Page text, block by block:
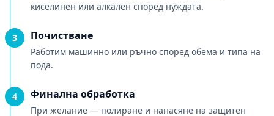
киселинен или алкален според нуждата.
3 Почистване
Работим машинно или ръчно според обема и типа на
пода.
4 Финална обработка
При желание — полиране и нанасяне на защитен